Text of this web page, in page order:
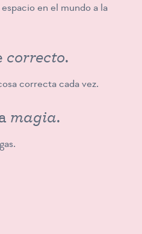
en el mundo a la
correcto.
correcta cada vez.
magia.